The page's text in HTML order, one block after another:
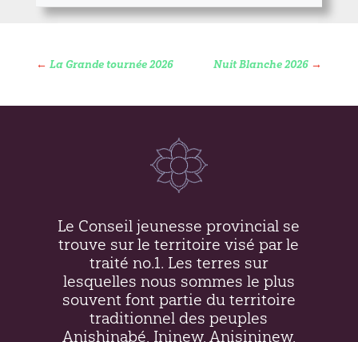
← La Grande tournée 2026 Nuit Blanche 2026 →
Le Conseil jeunesse provincial se
trouve sur le territoire visé par le
traité no.1. Les terres sur
lesquelles nous sommes le plus
souvent font partie du territoire
traditionnel des peuples
Anishinabé, Ininew, Anisininew,